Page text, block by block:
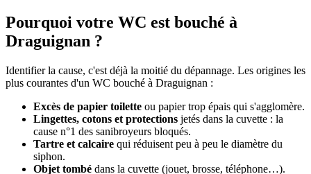
Pourquoi votre WC est bouché à
Draguignan ?
Identifier la cause, c'est déjà la moitié du dépannage. Les origines les
plus courantes d'un WC bouché à Draguignan :
Excès de papier toilette ou papier trop épais qui s'agglomère.
Lingettes, cotons et protections jetés dans la cuvette : la
cause n°1 des sanibroyeurs bloqués.
Tartre et calcaire qui réduisent peu à peu le diamètre du
siphon.
Objet tombé dans la cuvette (jouet, brosse, téléphone…).